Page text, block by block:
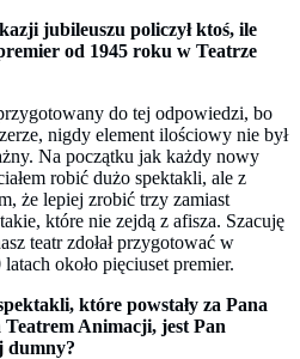
jubileuszu policzył ktoś, ile
od 1945 roku w Teatrze
do tej odpowiedzi, bo
nigdy element ilościowy nie był
Na początku jak każdy nowy
robić dużo spektakli, ale z
że lepiej zrobić trzy zamiast
które nie zejdą z afisza. Szacuję
teatr zdołał przygotować w
około pięciuset premier.
które powstały za Pana
Animacji, jest Pan
dumny?